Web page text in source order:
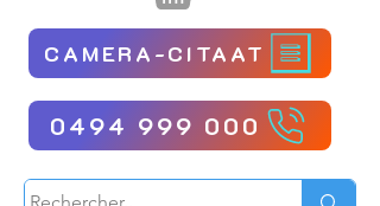
CAMERA-CITAAT
0494 999 000